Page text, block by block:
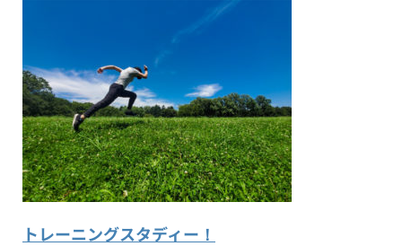
トレーニングスタディー！